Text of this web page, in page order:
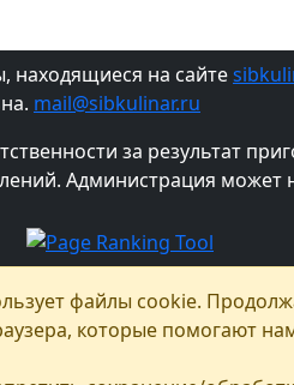
находящиеся на сайте
mail@sibkulinar.ru
за результат
Администрация может
файлы cookie.
которые помогают